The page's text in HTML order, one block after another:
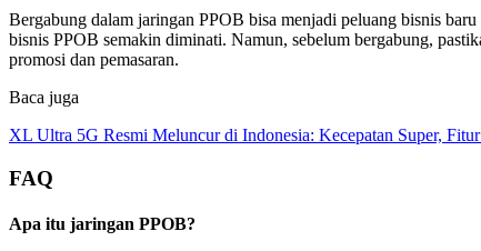
Bergabung dalam jaringan PPOB bisa menjadi peluang bisnis
bisnis PPOB semakin diminati. Namun, sebelum bergabung,
promosi dan pemasaran.
Baca juga
XL Ultra 5G Resmi Meluncur di Indonesia: Kecepatan Super,
FAQ
Apa itu jaringan PPOB?